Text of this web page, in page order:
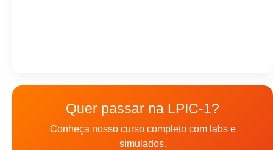
Quer passar na LPIC-1?
Conheça nosso curso completo com labs e
simulados.